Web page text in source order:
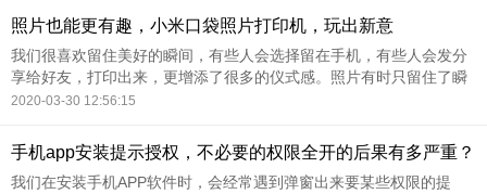
照片也能更有趣，小米口袋照片打印机，玩出新意
我们很喜欢留住美好的瞬间，有些人会选择留在手机，有些人会发分
享给好友，打印出来，更增添了很多的仪式感。照片有时只留住了瞬
间，但无法讲述发生的过往。今天要推荐的这款小米口袋照片打印
随心粘贴……多种方式，多样选择。
2020-03-30 12:56:15
手机app安装提示授权，不必要的权限全开的后果有多严重？
我们在安装手机APP软件时，会经常遇到弹窗出来要某些权限的提